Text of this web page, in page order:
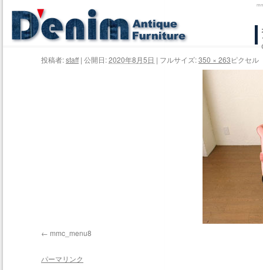
テ
投稿者:staff | 公開日:2020年8月5日 | フルサイズ:350 × 263ピクセル
mmc_menu8
パーマリンク